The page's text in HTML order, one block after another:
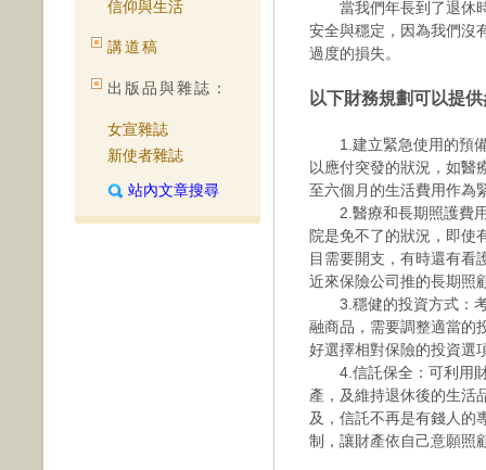
信仰與生活
講道稿
出版品與雜誌：
女宣雜誌
新使者雜誌
站內文章搜尋
當我們年長到了退休時
安全與穩定，因為我們沒
過度的損失。
以下財務規劃可以提
1.建立緊急使用的預備
以應付突發的狀況，如醫
至六個月的生活費用作為
2.醫療和長期照護費用
院是免不了的狀況，即使
目需要開支，有時還有看
近來保險公司推的長期照
3.穩健的投資方式：考
融商品，需要調整適當的
好選擇相對保險的投資選
4.信託保全：可利用財
產，及維持退休後的生活
及，信託不再是有錢人的
制，讓財產依自己意願照